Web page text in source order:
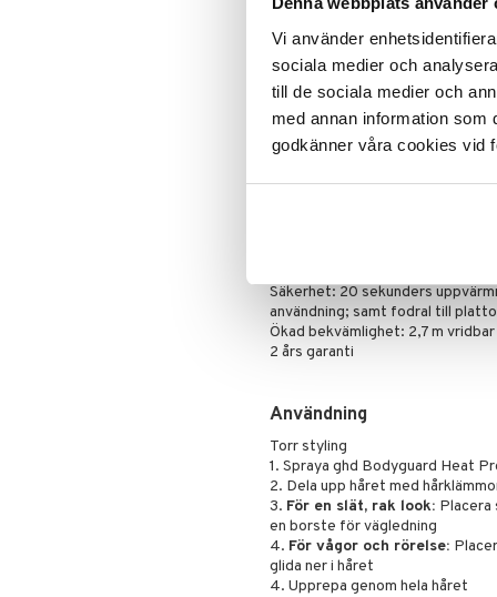
Vi använder
sociala medier och
till de sociala medier och
med annan information som
godkänner våra cookies vid
MAXIMERAD KONTROLL -
utformade för att styla från
OPTIMAL
temperaturer skadar håret,
Motion-Responsive Technology
att ge oöverträffad noggrannhet
SMART SLEEP MODE - Efter
Säkerhet: 20 sekunders
användning; samt fodral till
Ökad bekvämlighet: 2,7 m
2 års garanti
Användning
Torr styling
1. Spraya ghd Bodyguard Heat
2. Dela upp håret med
3. För en slät, rak look: Placera
en borste för vägledning
4. För vågor och rörelse:
glida ner i håret
4. Upprepa genom hela håret